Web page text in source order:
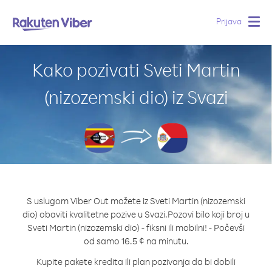
Prijava
Kako pozivati Sveti Martin
(nizozemski dio) iz Svazi
S uslugom Viber Out možete iz Sveti Martin (nizozemski
dio) obaviti kvalitetne pozive u Svazi.Pozovi bilo koji broj u
Sveti Martin (nizozemski dio) - fiksni ili mobilni! - Počevši
od samo 16.5 ¢ na minutu.
Kupite pakete kredita ili plan pozivanja da bi dobili